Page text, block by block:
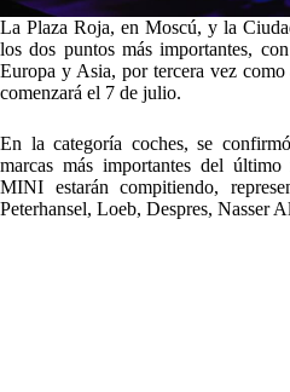
La Plaza Roja, en Moscú, y la
los dos puntos más importantes,
Europa y Asia, por tercera vez
comenzará el 7 de julio.
En la categoría coches, se
marcas más importantes del
MINI estarán compitiendo,
Peterhansel, Loeb, Despres, Nasser